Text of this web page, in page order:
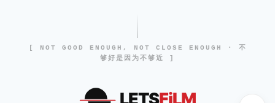
[ NOT GOOD ENOUGH, NOT CLOSE ENOUGH · 不
够好是因为不够近 ]